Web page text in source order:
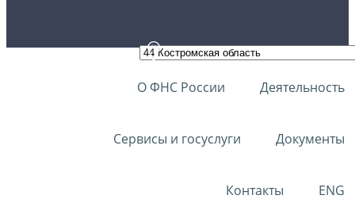
О ФНС России Деятельность
Сервисы и госуслуги Документы
Контакты ENG